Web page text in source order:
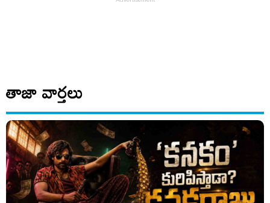
తాజా వార్తలు